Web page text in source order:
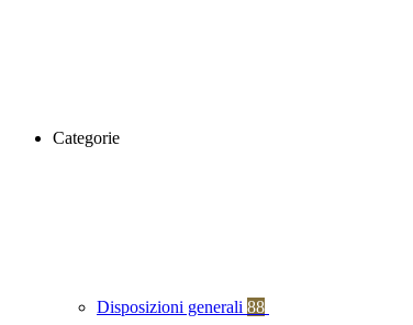
Categorie
Disposizioni generali 88